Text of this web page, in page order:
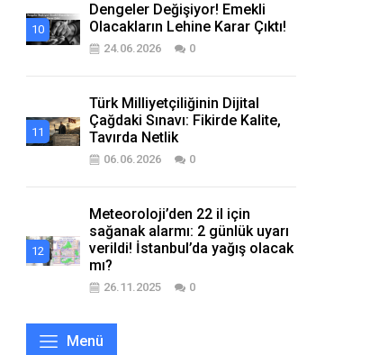
Dengeler Değişiyor! Emekli
Olacakların Lehine Karar Çıktı!
24.06.2026 0
Türk Milliyetçiliğinin Dijital
Çağdaki Sınavı: Fikirde Kalite,
Tavırda Netlik
06.06.2026 0
Meteoroloji’den 22 il için
sağanak alarmı: 2 günlük uyarı
verildi! İstanbul’da yağış olacak
mı?
26.11.2025 0
Menü